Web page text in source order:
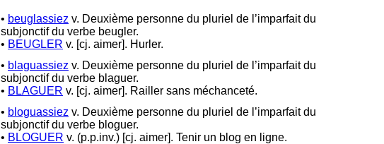
• beuglassiez v. Deuxième personne du pluriel de l’imparfait du
subjonctif du verbe beugler.
• BEUGLER v. [cj. aimer]. Hurler.
• blaguassiez v. Deuxième personne du pluriel de l’imparfait du
subjonctif du verbe blaguer.
• BLAGUER v. [cj. aimer]. Railler sans méchanceté.
• bloguassiez v. Deuxième personne du pluriel de l’imparfait du
subjonctif du verbe bloguer.
• BLOGUER v. (p.p.inv.) [cj. aimer]. Tenir un blog en ligne.